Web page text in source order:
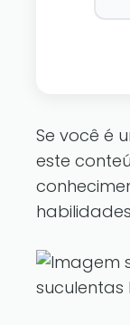
Se você é
este